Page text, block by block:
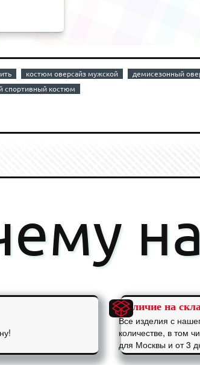
костюм оверсайз мужской демисезонный
спортивный костюм
Наличие на
Все изделия с
количестве, в том
для Москвы и от 3